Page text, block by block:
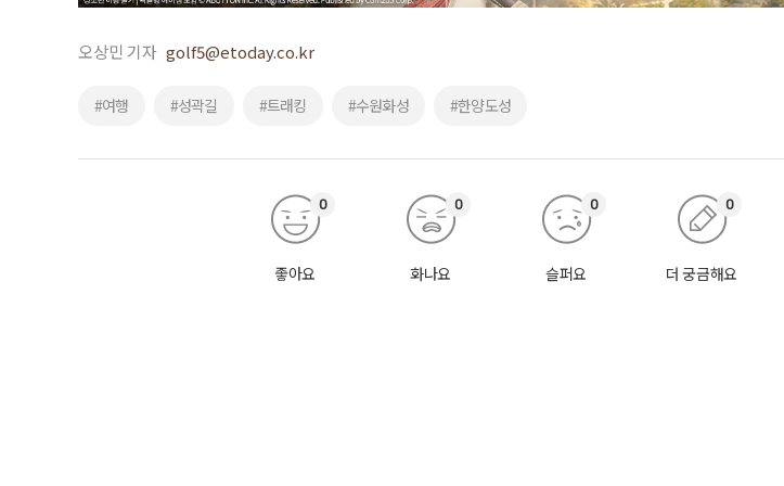
오상민 기자 golf5@etoday.co.kr
#여행 #성곽길 #트래킹 #수원화성 #한양도성
좋아요
0
화나요
0
슬퍼요
0
더 궁금해요
0